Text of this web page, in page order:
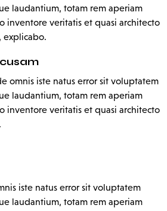
laudantium, totam rem aperiam
inventore veritatis et quasi architecto
explicabo.
omnis iste natus error sit voluptatem
laudantium, totam rem aperiam
inventore veritatis et quasi architecto
iste natus error sit voluptatem
laudantium, totam rem aperiam